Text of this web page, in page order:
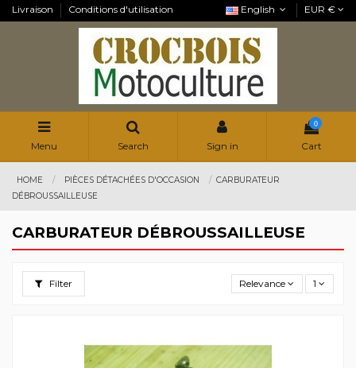
Livraison Conditions d'utilisation English EUR €
Menu Search Sign in
0
Cart
HOME PIÈCES DÉTACHÉES D'OCCASION
CARBURATEUR
DÉBROUSSAILLEUSE
CARBURATEUR DÉBROUSSAILLEUSE
Filter Relevance 1